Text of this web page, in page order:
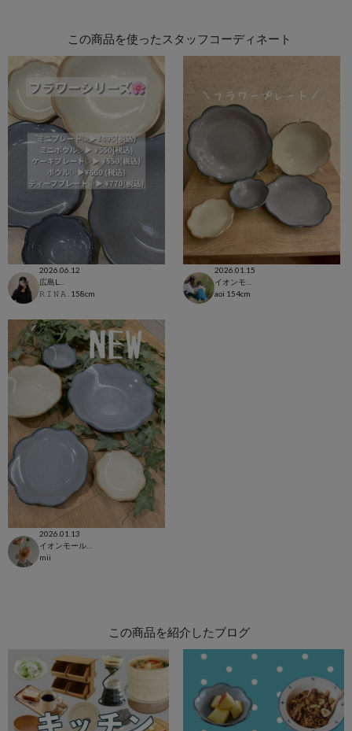
この商品を使ったスタッフコーディネート
2026.06.12
𝚁 𝙸 𝙽 𝙰 .
158cm
2026.01.15
aoi 154cm
2026.01.13
mii
この商品を紹介したブログ